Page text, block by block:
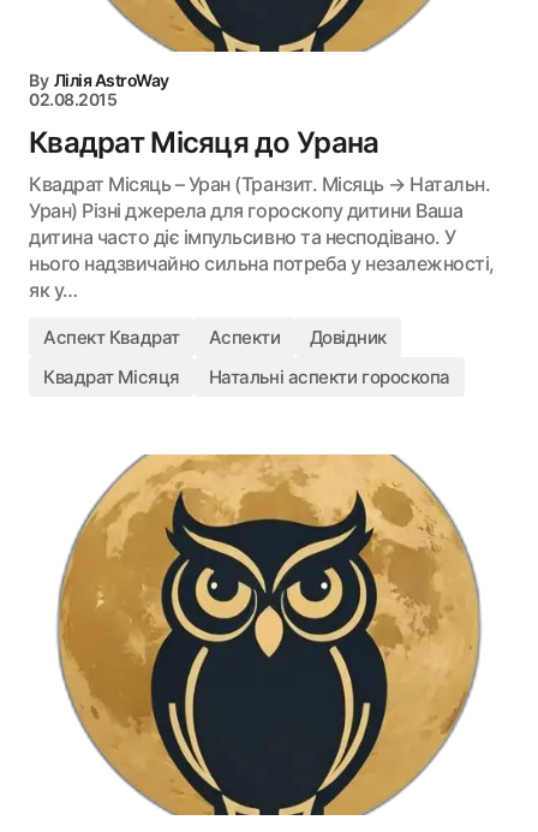
By Лілія AstroWay
02.08.2015
Квадрат Місяця до Урана
Квадрат Місяць – Уран (Транзит. Місяць → Натальн.
Уран) Різні джерела для гороскопу дитини Ваша
дитина часто діє імпульсивно та несподівано. У
нього надзвичайно сильна потреба у незалежності,
як у…
Аспект Квадрат Аспекти
Довідник
Квадрат Місяця
Натальні аспекти гороскопа